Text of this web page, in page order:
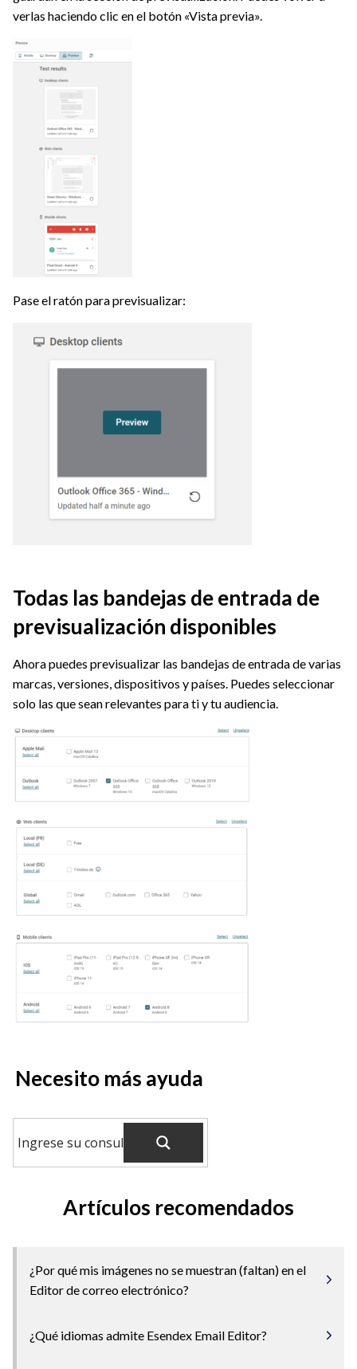
verlas haciendo clic en el botón «Vista previa».
Pase el ratón para previsualizar:
Todas las bandejas de entrada de
previsualización disponibles
Ahora puedes previsualizar las bandejas de entrada de varias
marcas, versiones, dispositivos y países. Puedes seleccionar
solo las que sean relevantes para ti y tu audiencia.
Necesito más ayuda
Artículos recomendados
¿Por qué mis imágenes no se muestran (faltan) en el
Editor de correo electrónico?
¿Qué idiomas admite Esendex Email Editor?